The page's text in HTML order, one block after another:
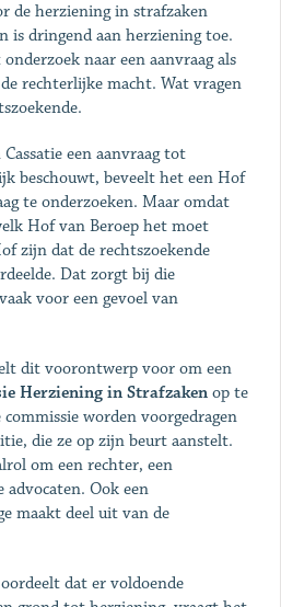
de herziening in strafzaken
is dringend aan herziening toe.
naar een aanvraag als
rechterlijke macht. Wat vragen
een aanvraag tot
beschouwt, beveelt het een Hof
te onderzoeken. Maar omdat
Hof van Beroep het moet
zijn dat de rechtszoekende
Dat zorgt bij die
voor een gevoel van
dit voorontwerp voor om een
Herziening in Strafzakenop te
worden voorgedragen
die ze op zijn beurt aanstelt.
om een rechter, een
Ook een
maakt deel uit van de
dat er voldoende